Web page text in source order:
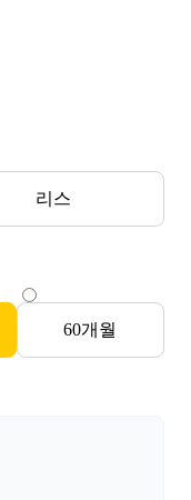
리스
60개월